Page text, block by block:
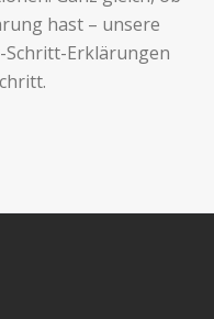
hast – unsere
Erklärungen